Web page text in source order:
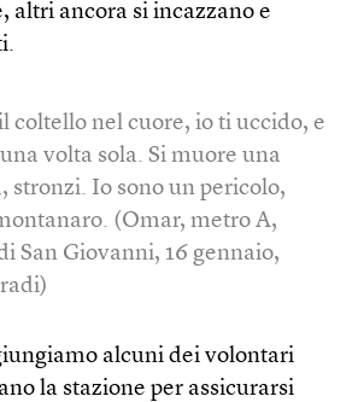
altri ancora si incazzano e
coltello nel cuore, io ti uccido, e
volta sola. Si muore una
stronzi. Io sono un pericolo,
(Omar, metro A,
San Giovanni, 16 gennaio,
alcuni dei volontari
la stazione per assicurarsi